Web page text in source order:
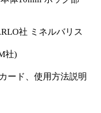
社 ミネルバリス
社)
ード、使用方法説明